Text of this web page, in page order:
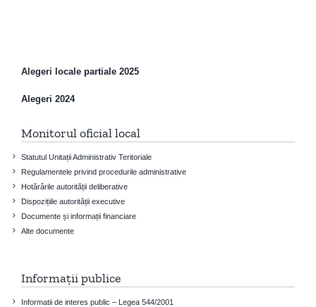
Alegeri locale partiale 2025
Alegeri 2024
Monitorul oficial local
Statutul Unitații Administrativ Teritoriale
Regulamentele privind procedurile administrative
Hotărârile autorității deliberative
Dispozițiile autorității executive
Documente și informații financiare
Alte documente
Informații publice
Informatii de interes public – Legea 544/2001